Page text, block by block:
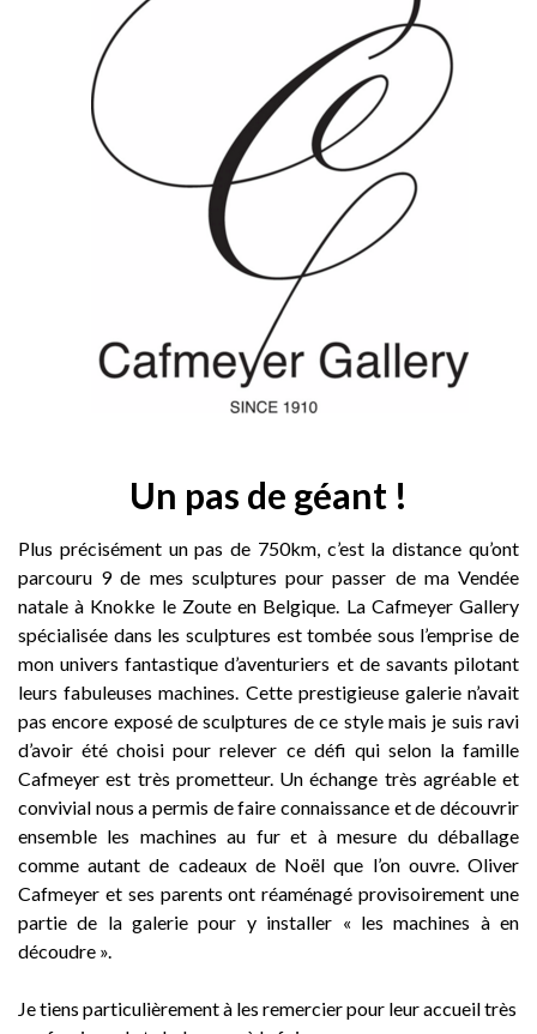
Un pas de géant !
Plus précisément un pas de 750km, c’est la distance qu’ont
parcouru 9 de mes sculptures pour passer de ma Vendée
natale à Knokke le Zoute en Belgique. La Cafmeyer Gallery
spécialisée dans les sculptures est tombée sous l’emprise de
mon univers fantastique d’aventuriers et de savants pilotant
leurs fabuleuses machines. Cette prestigieuse galerie n’avait
pas encore exposé de sculptures de ce style mais je suis ravi
d’avoir été choisi pour relever ce défi qui selon la famille
Cafmeyer est très prometteur. Un échange très agréable et
convivial nous a permis de faire connaissance et de découvrir
ensemble les machines au fur et à mesure du déballage
comme autant de cadeaux de Noël que l’on ouvre. Oliver
Cafmeyer et ses parents ont réaménagé provisoirement une
partie de la galerie pour y installer « les machines à en
découdre ».
Je tiens particulièrement à les remercier pour leur accueil très